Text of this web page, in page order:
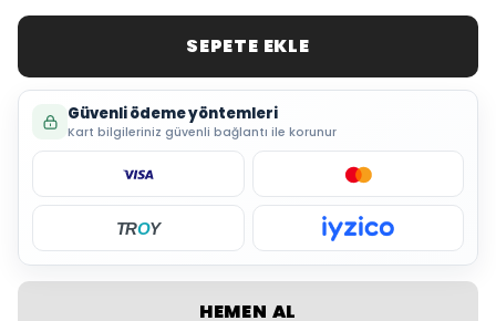
SEPETE EKLE
Güvenli ödeme yöntemleri
Kart bilgileriniz güvenli bağlantı ile korunur
TROY
HEMEN AL